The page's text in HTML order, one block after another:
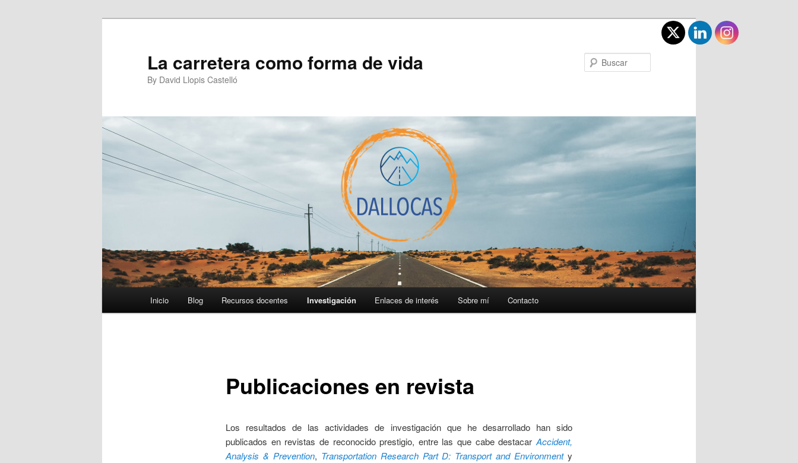
La carretera como forma de vida
By David Llopis Castelló
Inicio Blog Recursos docentes Investigación Enlaces de interés Sobre mí Contacto
Publicaciones en revista
Los resultados de las actividades de investigación que he desarrollado han sido
publicados en revistas de reconocido prestigio, entre las que cabe destacarAccident,
Analysis & Prevention, Transportation Research Part D: Transport and Environmenty